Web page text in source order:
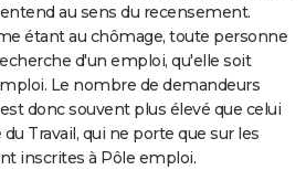
au sens du recensement.
étant au chômage, toute personne
d'un emploi, qu'elle soit
Le nombre de demandeurs
donc souvent plus élevé que celui
Travail, qui ne porte que sur les
inscrites à Pôle emploi.